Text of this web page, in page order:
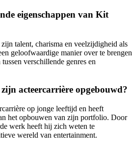
eigenschappen van Kit
talent, charisma en veelzijdigheid als
geloofwaardige manier over te brengen
verschillende genres en
acteercarrière opgebouwd?
op jonge leeftijd en heeft
het opbouwen van zijn portfolio. Door
werk heeft hij zich weten te
wereld van entertainment.